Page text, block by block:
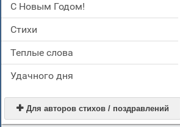
С Новым Годом!
Стихи
Теплые слова
Удачного дня
 Для авторов стихов / поздравлений